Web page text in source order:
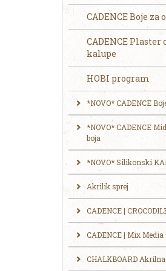
CADENCE Boje
CADENCE Plaster
kalupe
HOBI program
*NOVO* CADENCE
*NOVO* CADENCE
boja
*NOVO* Silikonski
Akrilik sprej
CADENCE |
CADENCE | Mix Media
CHALKBOARD